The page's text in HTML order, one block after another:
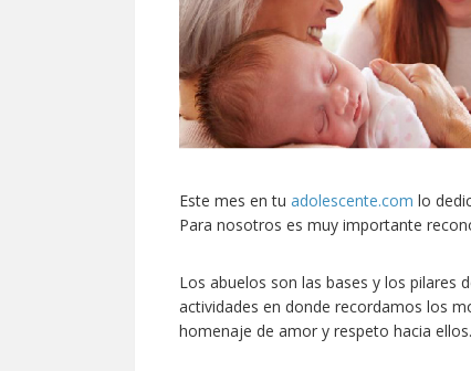
Este mes en tu adolescente.com lo
Para nosotros es muy importante
Los abuelos son las bases y los pilares
actividades en donde recordamos los
homenaje de amor y respeto hacia ellos.